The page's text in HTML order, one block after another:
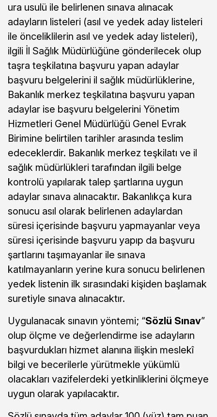
ura usulü ile belirlenen sınava alınacak
adayların listeleri (asıl ve yedek aday listeleri
ile önceliklilerin asıl ve yedek aday listeleri),
ilgili İl Sağlık Müdürlüğüne gönderilecek olup
taşra teşkilatına başvuru yapan adaylar
başvuru belgelerini il sağlık müdürlüklerine,
Bakanlık merkez teşkilatına başvuru yapan
adaylar ise başvuru belgelerini Yönetim
Hizmetleri Genel Müdürlüğü Genel Evrak
Birimine belirtilen tarihler arasında teslim
edeceklerdir. Bakanlık merkez teşkilatı ve il
sağlık müdürlükleri tarafından ilgili belge
kontrolü yapılarak talep şartlarına uygun
adaylar sınava alınacaktır. Bakanlıkça kura
sonucu asıl olarak belirlenen adaylardan
süresi içerisinde başvuru yapmayanlar veya
süresi içerisinde başvuru yapıp da başvuru
şartlarını taşımayanlar ile sınava
katılmayanların yerine kura sonucu belirlenen
yedek listenin ilk sırasındaki kişiden başlamak
suretiyle sınava alınacaktır.
Uygulanacak sınavın yöntemi; “Sözlü Sınav”
olup ölçme ve değerlendirme ise adayların
başvurdukları hizmet alanına ilişkin meslekî
bilgi ve becerilerle yürütmekle yükümlü
olacakları vazifelerdeki yetkinliklerini ölçmeye
uygun olarak yapılacaktır.